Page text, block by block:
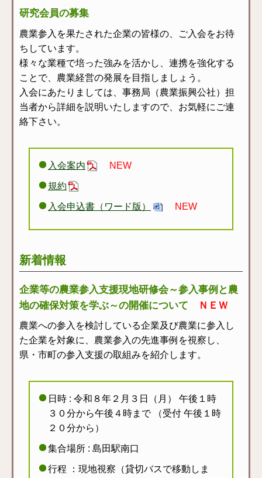
研究会員の募集
農業参入を果たされた企業の皆様の、ご入会をお待
ちしています。
様々な業種で培った強みを活かし、連携を強化する
ことで、農業経営の発展を目指しましょう。
入会にあたりましては、事務局（農業振興公社）担
当者から詳細を説明いたしますので、お気軽にご連
絡下さい。
入会案内 NEW
規約
入会申込書（ワード版） NEW
新着情報
企業等の農業参入支援現地研修会～参入事例と農
地の確保対策を学ぶ～の開催について
ＮＥＷ
農業への参入を検討している企業及び農業に参入し
た企業を対象に、農業参入の先進事例を視察し、
県・市町の参入支援の取組みを紹介します。
日時 : 令和８年２月３日（月） 午後１時
３０分から午後４時まで （受付 午後１時
２０分から）
集合場所 : 島田駅南口
行程 ：現地視察（貸切バスで移動しま